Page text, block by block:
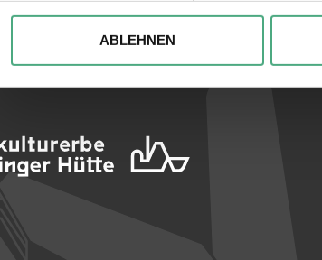
Wir verwenden ggfs. Cookies, um Inhalte und
die Zugriffe auf unsere Website zu analysieren.
Website an unsere Partner für soziale Medien,
ABLEHNEN